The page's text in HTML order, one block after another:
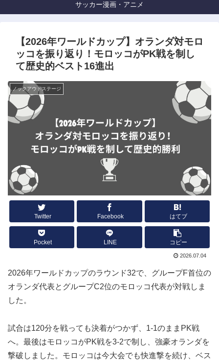
サッカー漫画・アニメ
【2026年ワールドカップ】オランダ対モロ
ッコを振り返り！モロッコがPK戦を制し
て歴史的ベスト16進出
ノックアウトステージ
Twitter Facebook はてブ
Pocket LINE コピー
2026.07.04
2026年ワールドカップのラウンド32で、グループF首位の
オランダ代表とグループC2位のモロッコ代表が対戦しま
した。
試合は120分を戦っても決着がつかず、1-1のままPK戦
へ。最後はモロッコがPK戦を3-2で制し、強豪オランダを
撃破しました。モロッコは今大会でも快進撃を続け、ベス